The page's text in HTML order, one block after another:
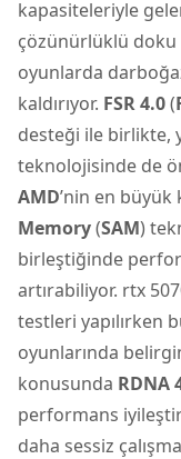
kapasiteleriyle
çözünürlüklü
oyunlarda
kaldırıyor. FSR 4.0(
desteği ile birlikte,
teknolojisinde de
AMD’nin en büyük
Memory(SAM)
birleştiğinde
artırabiliyor. rtx
testleri yapılırken
oyunlarında
konusunda RDNA
performans
daha sessiz